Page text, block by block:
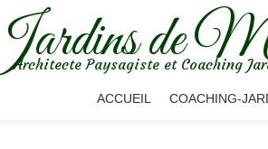
de
Architecte Paysagiste et Coaching
ACCUEIL COACHING-